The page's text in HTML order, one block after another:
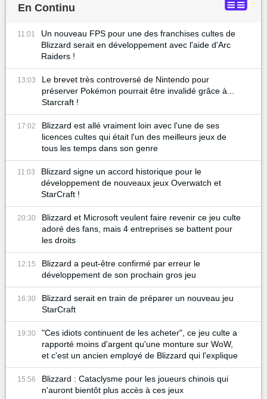
En Continu
11:01
Un nouveau FPS pour une des franchises cultes de
Blizzard serait en développement avec l'aide d'Arc
Raiders !
13:03
Le brevet très controversé de Nintendo pour
préserver Pokémon pourrait être invalidé grâce à...
Starcraft !
17:02
Blizzard est allé vraiment loin avec l'une de ses
licences cultes qui était l'un des meilleurs jeux de
tous les temps dans son genre
11:03
Blizzard signe un accord historique pour le
développement de nouveaux jeux Overwatch et
StarCraft !
20:30
Blizzard et Microsoft veulent faire revenir ce jeu culte
adoré des fans, mais 4 entreprises se battent pour
les droits
12:15
Blizzard a peut-être confirmé par erreur le
développement de son prochain gros jeu
16:30
Blizzard serait en train de préparer un nouveau jeu
StarCraft
19:30
"Ces idiots continuent de les acheter", ce jeu culte a
rapporté moins d'argent qu'une monture sur WoW,
et c'est un ancien employé de Blizzard qui l'explique
15:56
Blizzard : Cataclysme pour les joueurs chinois qui
n'auront bientôt plus accès à ces jeux